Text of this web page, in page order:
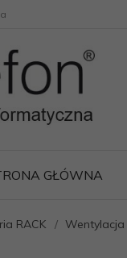
GŁÓWNA
RACK Wentylacja